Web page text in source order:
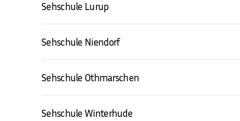
Sehschule Lurup
Sehschule Niendorf
Sehschule Othmarschen
Sehschule Winterhude